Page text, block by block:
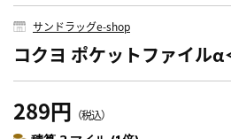
サンドラッグe-shop
コクヨ ポケットファイル
289円 （税込）